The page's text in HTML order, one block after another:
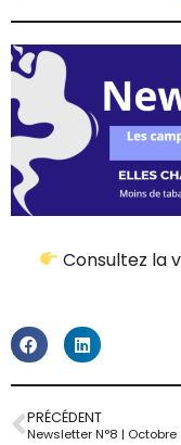
Consultez la
PRÉCÉDENT
Newsletter N°8 | Octobre